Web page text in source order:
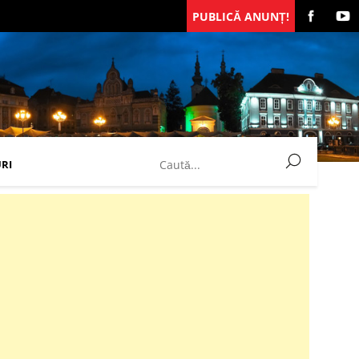
PUBLICĂ ANUNȚ!